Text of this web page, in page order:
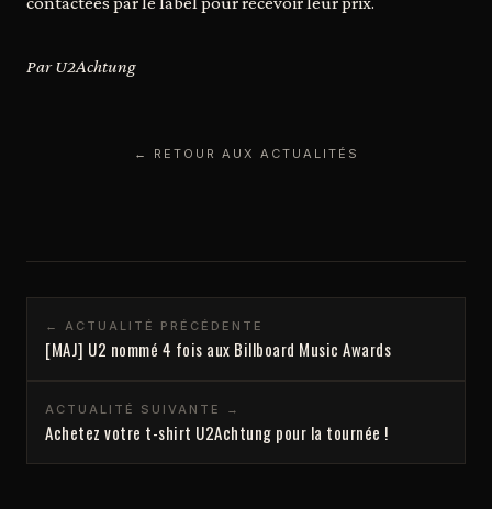
Par U2Achtung
← RETOUR AUX ACTUALITÉS
← ACTUALITÉ PRÉCÉDENTE
[MAJ] U2 nommé 4 fois aux Billboard Music Awards
ACTUALITÉ SUIVANTE →
Achetez votre t-shirt U2Achtung pour la tournée !